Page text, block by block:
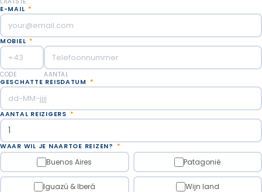
E-MAIL *
MOBIEL *
CODE
AANTAL
GESCHATTE REISDATUM *
AANTAL REIZIGERS *
WAAR WIL JE NAARTOE REIZEN? *
Buenos Aires Patagonië
Iguazú & Iberá Wijn land